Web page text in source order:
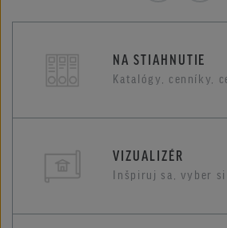
NA STIAHNUTIE
Katalógy, cenníky,
VIZUALIZÉR
Inšpiruj sa, vyber si